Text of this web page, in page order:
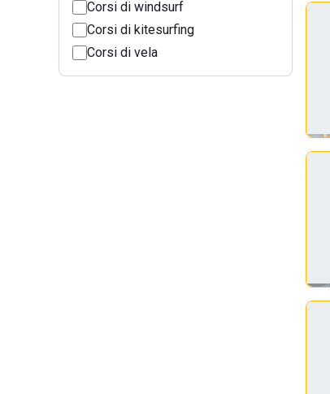
Corsi di windsurf
Corsi di kitesurfing
Corsi di vela